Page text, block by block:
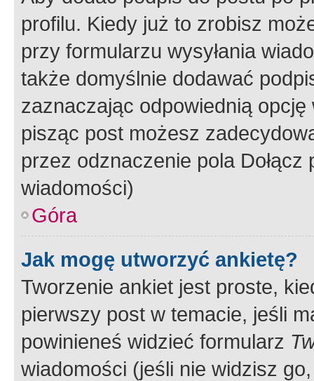
profilu. Kiedy już to zrobisz
przy formularzu wysyłania
także domyślnie dodawać
zaznaczając odpowiednią
pisząc post możesz
przez odznaczenie pola
wiadomości)
Góra
Jak mogę utworzyć ankietę?
Tworzenie ankiet jest proste,
pierwszy post w temacie, jeśli
powinieneś widzieć formularz
wiadomości (jeśli nie widzisz